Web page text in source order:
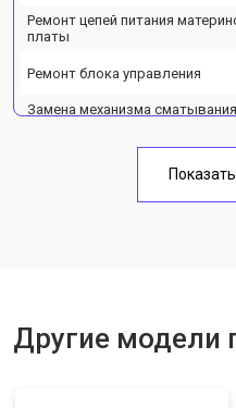
Ремонт цепей питания
платы
Ремонт блока управления
Замена механизма сматывания
Другие модели